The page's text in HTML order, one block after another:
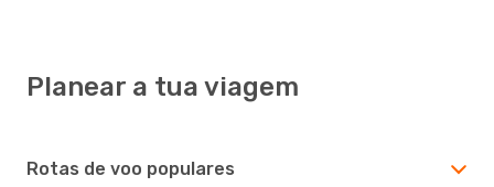
Planear a tua viagem
Rotas de voo populares